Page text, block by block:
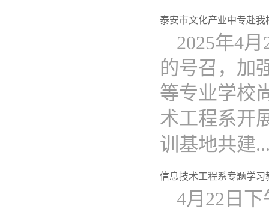
泰安市文化产业中专赴
2025年4
的号召，加
等专业学校
术工程系开
训基地共建
信息技术工程系专题学
4月22日